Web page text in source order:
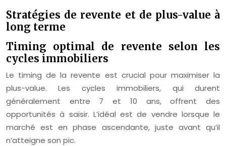
Stratégies de revente et de plus-value à
long terme
Timing optimal de revente selon les
cycles immobiliers
Le timing de la revente est crucial pour maximiser la
plus-value. Les cycles immobiliers, qui durent
généralement entre 7 et 10 ans, offrent des
opportunités à saisir. L’idéal est de vendre lorsque le
marché est en phase ascendante, juste avant qu’il
n’atteigne son pic.